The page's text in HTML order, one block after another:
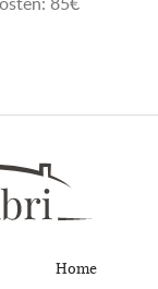
Home